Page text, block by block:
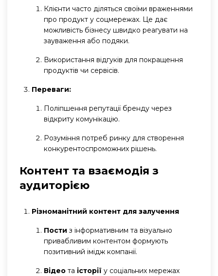
Клієнти часто діляться своїми враженнями
про продукт у соцмережах. Це дає
можливість бізнесу швидко реагувати на
зауваження або подяки.
Використання відгуків для покращення
продуктів чи сервісів.
Переваги:
Поліпшення репутації бренду через
відкриту комунікацію.
Розуміння потреб ринку для створення
конкурентоспроможних рішень.
Контент та взаємодія з
аудиторією
Різноманітний контент для залучення
Пости з інформативним та візуально
привабливим контентом формують
позитивний імідж компанії.
Відео та історії у соціальних мережах